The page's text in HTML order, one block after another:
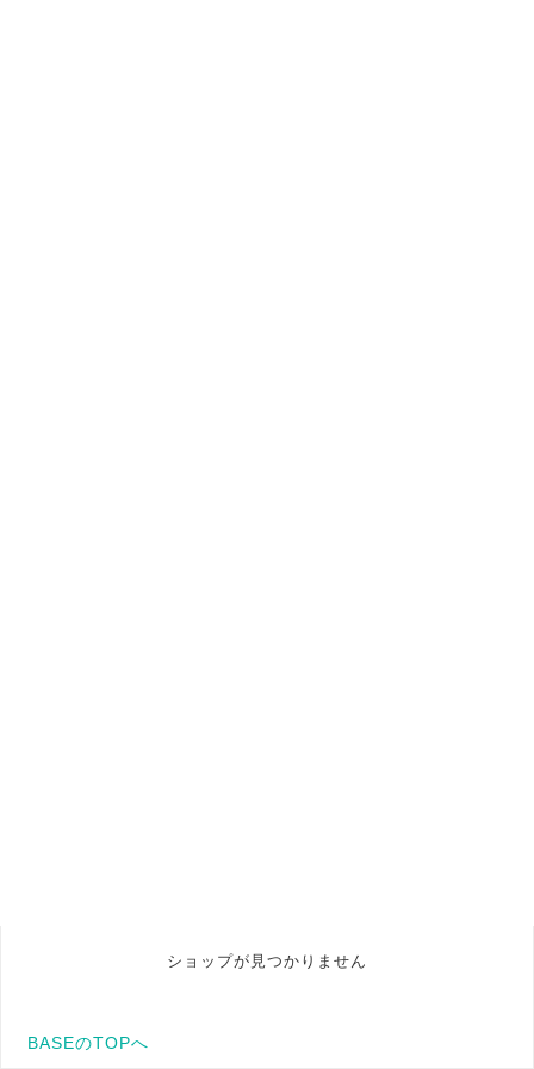
ショップが見つかりません
BASEのTOPへ